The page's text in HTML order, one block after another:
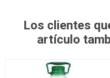
Los clientes
artículo